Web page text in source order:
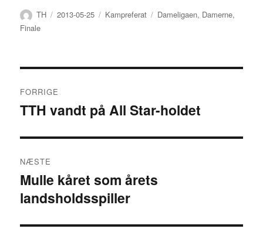
Forfatter
TH Udgivet
2013-05-25 Kategorier
Kampreferat Tags
Dameligaen, Damerne,
Finale
FORRIGE
Forrige
TTH vandt på All Star-holdet
NÆSTE
Næste
indlæg:
Mulle kåret som årets
landsholdsspiller